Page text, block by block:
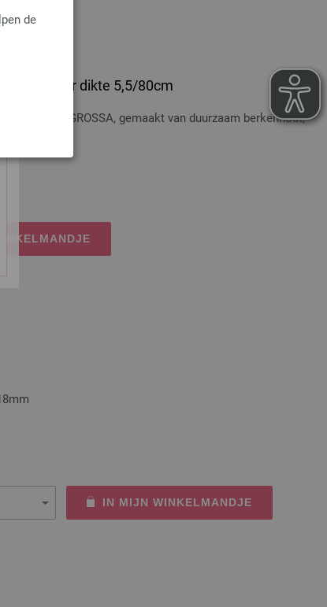
de
Multicolor dikte 5,5/80cm
LANA GROSSA, gemaakt van duurzaam berkenhout,
IN MIJN WINKELMANDJE